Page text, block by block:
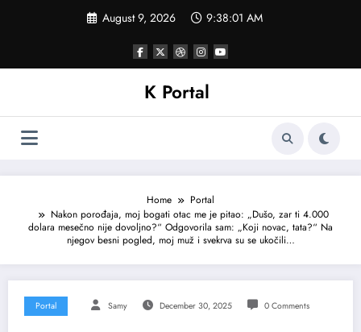
August 9, 2026 9:38:03 AM
K Portal
Home
Portal
Nakon porođaja, moj bogati otac me je pitao: „Dušo, zar ti 4.000
dolara mesečno nije dovoljno?“ Odgovorila sam: „Koji novac, tata?“ Na
njegov besni pogled, moj muž i svekrva su se ukočili…
Portal Samy December 30, 2025 0 Comments